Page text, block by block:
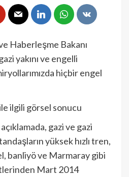
Haberleşme Bakanı
yakını ve engelli
hiçbir engel
gazi ve gazi
yüksek hızlı tren,
banliyö ve Marmaray gibi
Mart 2014